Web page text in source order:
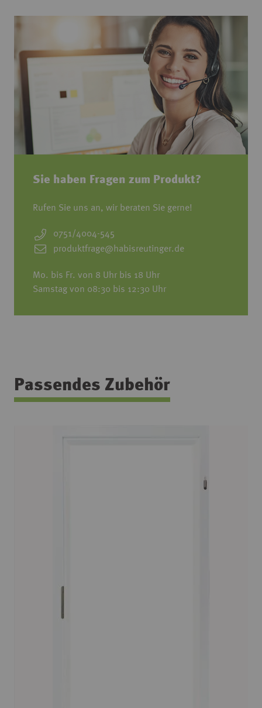
Sie haben Fragen zum Produkt?
Rufen Sie uns an, wir beraten Sie gerne!
0751/4004-545
produktfrage@habisreutinger.de
Mo. bis Fr. von 8 Uhr bis 18 Uhr
Samstag von 08:30 bis 12:30 Uhr
Passendes Zubehör